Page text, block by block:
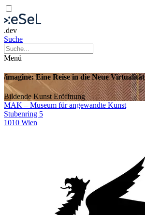
.dev
Suche
Menü
/imagine: Eine Reise in die Neue Virtualität
Bildende Kunst Eröffnung
MAK – Museum für angewandte Kunst
Stubenring 5
1010 Wien